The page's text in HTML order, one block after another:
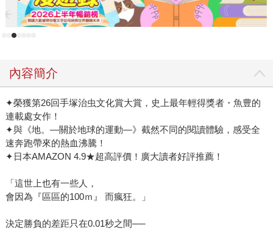
內容簡介
✦榮獲第26回手塚治虫文化賞大賞，史上最年輕得獎者・魚豊的
連載處女作！
✦與《地。—關於地球的運動—》截然不同的閱讀體驗，感受全
速奔跑帶來的熱血沸騰！
✦日本AMAZON 4.9★超高評價！廣大讀者好評推薦！
「這世上也有一些人，
會因為『區區的100ｍ』 而瘋狂。」
決定勝負的差距只在0.01秒之間──